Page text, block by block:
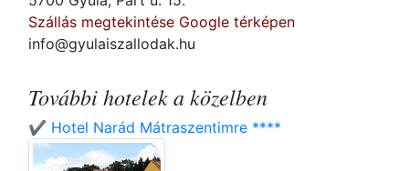
Szállás megtekintése Google térképen
info@gyulaiszallodak.hu
További hotelek a közelben
✔️ Hotel Narád Mátraszentimre ****